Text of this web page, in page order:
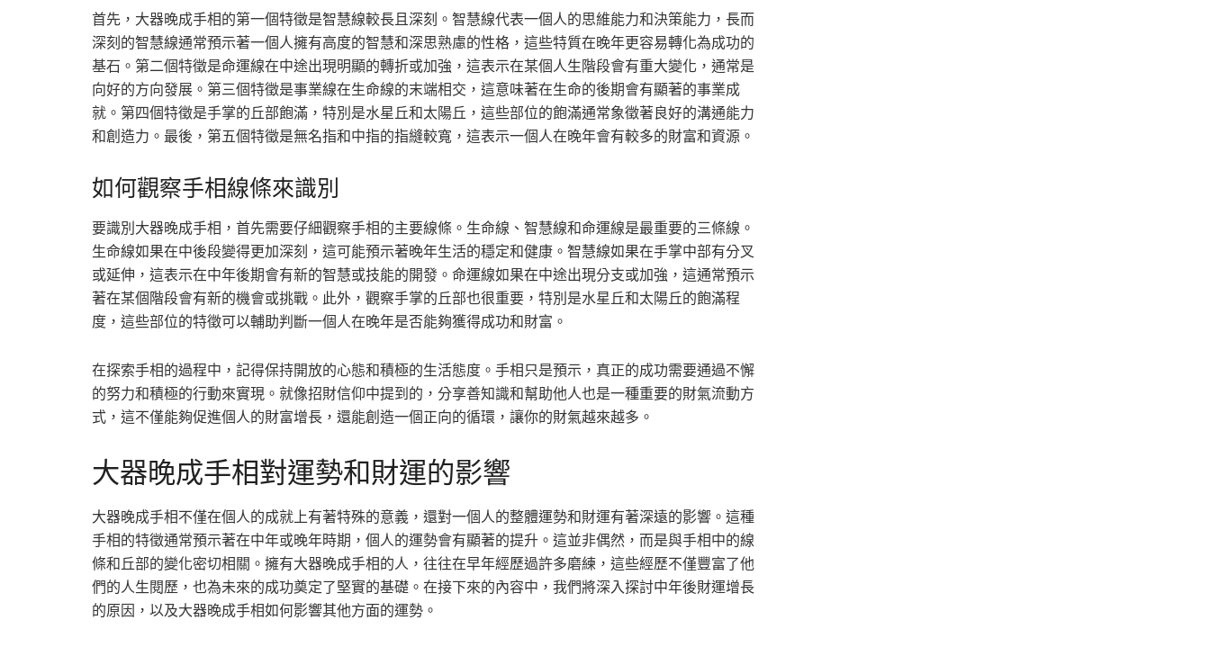
首先，大器晚成手相的第一個特徵是智慧線較長且深刻。智慧線代表一個人的思維能力和決策能力，長而
深刻的智慧線通常預示著一個人擁有高度的智慧和深思熟慮的性格，這些特質在晚年更容易轉化為成功的
基石。第二個特徵是命運線在中途出現明顯的轉折或加強，這表示在某個人生階段會有重大變化，通常是
向好的方向發展。第三個特徵是事業線在生命線的末端相交，這意味著在生命的後期會有顯著的事業成
就。第四個特徵是手掌的丘部飽滿，特別是水星丘和太陽丘，這些部位的飽滿通常象徵著良好的溝通能力
和創造力。最後，第五個特徵是無名指和中指的指縫較寬，這表示一個人在晚年會有較多的財富和資源。
如何觀察手相線條來識別
要識別大器晚成手相，首先需要仔細觀察手相的主要線條。生命線、智慧線和命運線是最重要的三條線。
生命線如果在中後段變得更加深刻，這可能預示著晚年生活的穩定和健康。智慧線如果在手掌中部有分叉
或延伸，這表示在中年後期會有新的智慧或技能的開發。命運線如果在中途出現分支或加強，這通常預示
著在某個階段會有新的機會或挑戰。此外，觀察手掌的丘部也很重要，特別是水星丘和太陽丘的飽滿程
度，這些部位的特徵可以輔助判斷一個人在晚年是否能夠獲得成功和財富。
在探索手相的過程中，記得保持開放的心態和積極的生活態度。手相只是預示，真正的成功需要通過不懈
的努力和積極的行動來實現。就像招財信仰中提到的，分享善知識和幫助他人也是一種重要的財氣流動方
式，這不僅能夠促進個人的財富增長，還能創造一個正向的循環，讓你的財氣越來越多。
大器晚成手相對運勢和財運的影響
大器晚成手相不僅在個人的成就上有著特殊的意義，還對一個人的整體運勢和財運有著深遠的影響。這種
手相的特徵通常預示著在中年或晚年時期，個人的運勢會有顯著的提升。這並非偶然，而是與手相中的線
條和丘部的變化密切相關。擁有大器晚成手相的人，往往在早年經歷過許多磨練，這些經歷不僅豐富了他
們的人生閱歷，也為未來的成功奠定了堅實的基礎。在接下來的內容中，我們將深入探討中年後財運增長
的原因，以及大器晚成手相如何影響其他方面的運勢。